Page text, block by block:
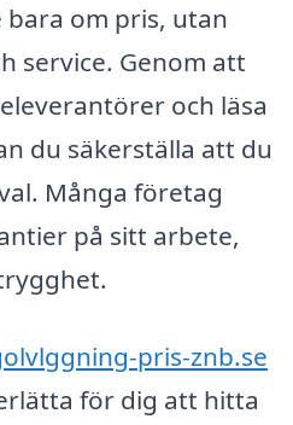
om pris, utan
service. Genom att
och läsa
du säkerställa att du
Många företag
på sitt arbete,
pris-znb.se
för dig att hitta